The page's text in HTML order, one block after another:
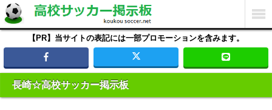
【PR】当サイトの表記には一部プロモーションを含みます。
長崎☆高校サッカー掲示板